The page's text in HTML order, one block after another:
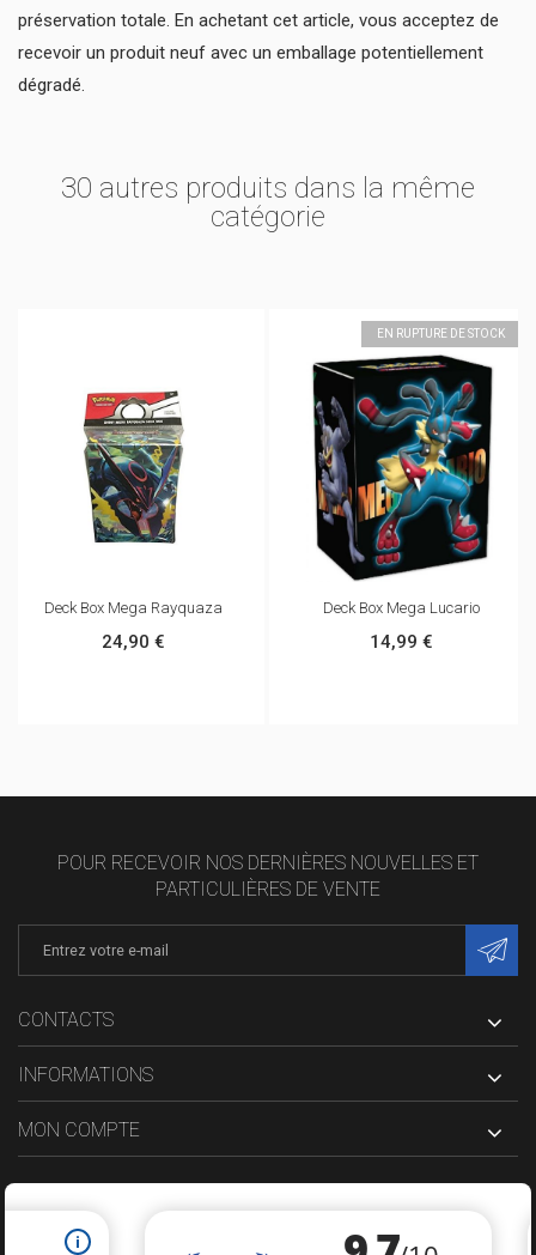
préservation totale. En achetant cet article, vous acceptez de
recevoir un produit neuf avec un emballage potentiellement
dégradé.
30 autres produits dans la même
catégorie
Deck Box Mega Rayquaza
24,90 €
EN RUPTURE DE STOCK
Deck Box Mega Lucario
14,99 €
POUR RECEVOIR NOS DERNIÈRES NOUVELLES ET
PARTICULIÈRES DE VENTE
CONTACTS
INFORMATIONS
MON COMPTE